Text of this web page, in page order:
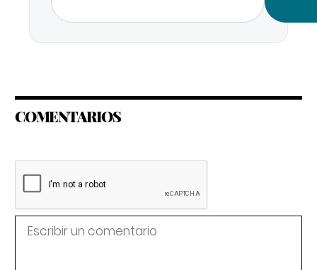
COMENTARIOS